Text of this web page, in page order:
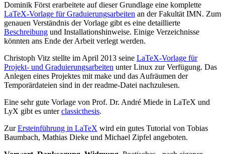
Dominik Först erarbeitete auf dieser Grundlage eine komplette
LaTeX-Vorlage für Graduierungsarbeiten an der Fakultät IMN. Zum
genauen Verständnis der Vorlage gibt es eine detaillierte
Beschreibung und Installationshinweise. Einige Verzeichnisse
könnten ans Ende der Arbeit verlegt werden.
Christoph Vitz stellte im April 2013 seine LaTeX-Vorlage für
Projekt- und Graduierungsarbeiten unter Linux zur Verfügung. Das
Anlegen eines Projektes mit make und das Aufräumen der
Temporärdateien sind in der readme-Datei nachzulesen.
Eine sehr gute Vorlage von Prof. Dr. André Miede in LaTeX und
LyX gibt es unterclassicthesis.
ZurErsteinführung in LaTeX wird ein gutes Tutorial von Tobias
Baumbach, Mathias Dieke und Michael Zipfel angeboten.